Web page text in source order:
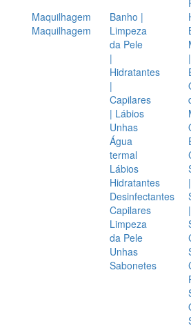
Maquilhagem
Maquilhagem
Banho |
Limpeza
da Pele
|
Hidratantes
|
Capilares
| Lábios
Unhas
Água
termal
Lábios
Hidratantes
Desinfectantes
Capilares
Limpeza
da Pele
Unhas
Sabonetes